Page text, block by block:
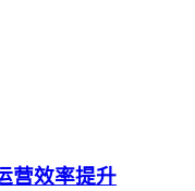
营效率提升